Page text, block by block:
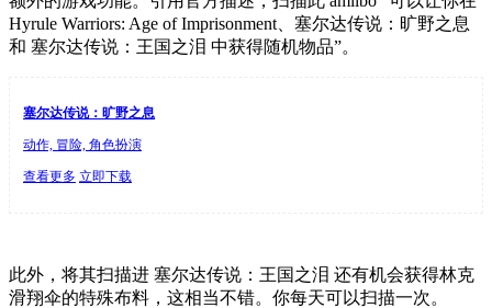
Hyrule Warriors: Age of Imprisonment、塞尔达传说：旷野之息
和 塞尔达传说：王国之泪 中获得随机物品”。
塞尔达传说：旷野之息
动作, 冒险, 角色扮演
查看更多 立即下载
此外，将其扫描进 塞尔达传说：王国之泪 还有机会获得林克
滑翔伞的特殊布料，这相当不错。你每天可以扫描一次。